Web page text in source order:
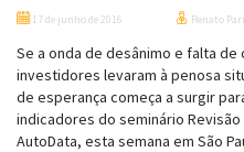
17 de junho de 2016 Renato
Se a onda de desânimo e falta
investidores levaram à penosa
de esperança começa a surgir
indicadores do seminário
AutoData, esta semana em São